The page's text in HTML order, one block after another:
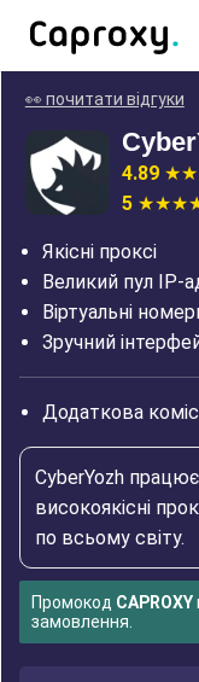
👀 почитати відгуки
4.89
5
Якісні проксі
Великий пул IP-
Віртуальні
Зручний
Додаткова
CyberYozh
високоякісні
по всьому світу.
Промокод CAPROXY
замовлення.